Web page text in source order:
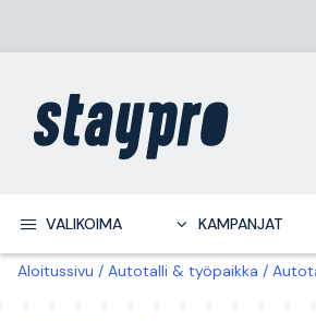
VALIKOIMA KAMPANJAT
Aloitussivu Autotalli & työpaikka